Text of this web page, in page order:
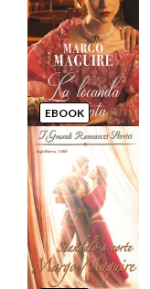
EBOOK